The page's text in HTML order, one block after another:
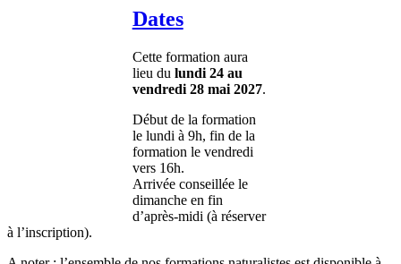
Dates
Cette formation aura
lieu du lundi 24 au
vendredi 28 mai 2027.
Début de la formation
le lundi à 9h, fin de la
formation le vendredi
vers 16h.
Arrivée conseillée le
dimanche en fin
d’après-midi (à réserver
à l’inscription).